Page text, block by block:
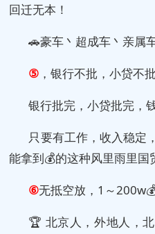
回迁无本！
🚗豪车丶超成车丶亲属
⑤ ，银行不批，小贷不
银行批完，小贷批完，
只要有工作，收入稳定
能拿到💰的这种风里雨里国
⑥无抵空放，1～
🏆 北京人，外地人，